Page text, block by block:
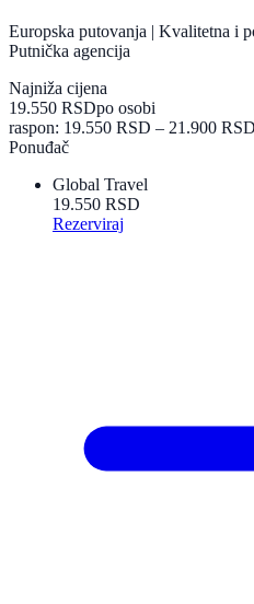
Europska putovanja | Kvalitetna i
Putnička agencija
Najniža cijena
19.550 RSDpo osobi
raspon: 19.550 RSD – 21.900 RSD
Ponuđač
Global Travel
19.550 RSD
Rezerviraj